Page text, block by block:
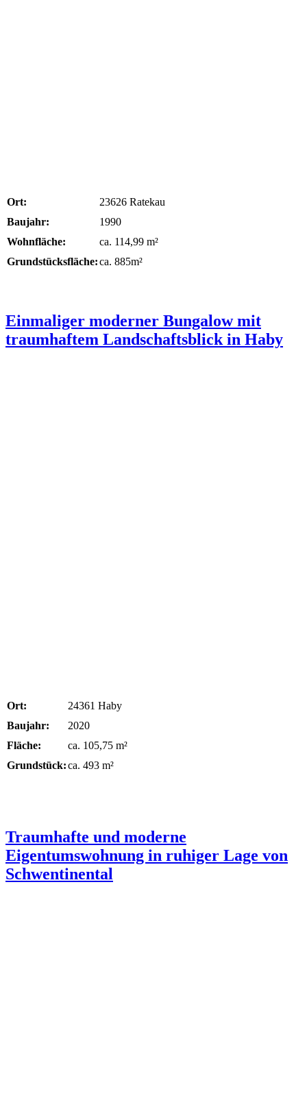
Ort:
23626 Ratekau
Baujahr:
1990
Wohnfläche:
ca. 114,99 m²
Grundstücksfläche:ca. 885m²
Einmaliger moderner Bungalow mit
traumhaftem Landschaftsblick in Haby
Ort:
24361 Haby
Baujahr:
2020
Fläche:
ca. 105,75 m²
Grundstück:ca. 493 m²
Traumhafte und moderne
Eigentumswohnung in ruhiger Lage von
Schwentinental